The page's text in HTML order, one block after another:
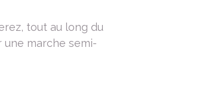
tout au long du
marche semi-